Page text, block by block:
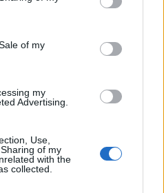
and its third-party tags to
purposes in below Google
of my
my
Advertising.
Use,
of my
with the
collected.
Azok a legjobb filmek,
újra és újra megnézed.
listám, amiket